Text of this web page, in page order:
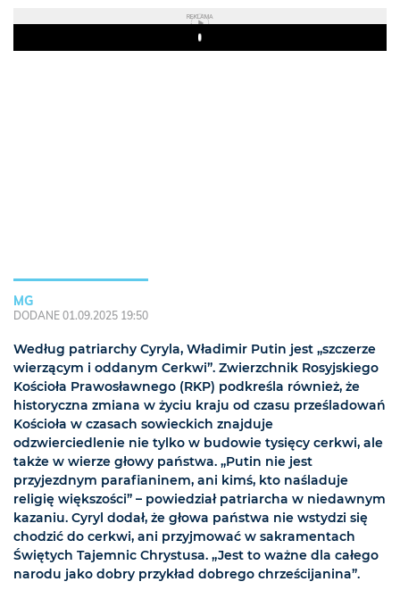
REKLAMA
Play
MG
DODANE 01.09.2025 19:50
Według patriarchy Cyryla, Władimir Putin jest „szczerze
wierzącym i oddanym Cerkwi”. Zwierzchnik Rosyjskiego
Kościoła Prawosławnego (RKP) podkreśla również, że
historyczna zmiana w życiu kraju od czasu prześladowań
Kościoła w czasach sowieckich znajduje
odzwierciedlenie nie tylko w budowie tysięcy cerkwi, ale
także w wierze głowy państwa. „Putin nie jest
przyjezdnym parafianinem, ani kimś, kto naśladuje
religię większości” – powiedział patriarcha w niedawnym
kazaniu. Cyryl dodał, że głowa państwa nie wstydzi się
chodzić do cerkwi, ani przyjmować w sakramentach
Świętych Tajemnic Chrystusa. „Jest to ważne dla całego
narodu jako dobry przykład dobrego chrześcijanina”.